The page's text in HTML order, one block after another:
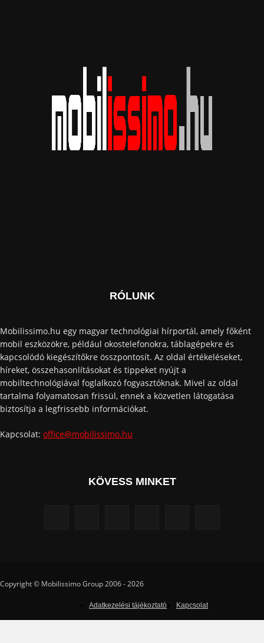
RÓLUNK
Mobilissimo.hu egy magyar technológiai hírportál, amely főként
mobil eszközökre, például okostelefonokra, táblagépekre és
kapcsolódó kiegészítőkre összpontosít. Az oldal értékeléseket,
híreket, összehasonlításokat és tippeket nyújt a
mobiltechnológiával foglalkozó fogyasztóknak. Mivel az oldal
tartalma folyamatosan frissül, ennek a közvetlen látogatása
biztosítja a legfrissebb információkat.
Kapcsolat: office@mobilissimo.hu
KÖVESS MINKET
Copyright © Mobilissimo Group 2006 - 2026
Adatkezelési tájékoztató Kapcsolat